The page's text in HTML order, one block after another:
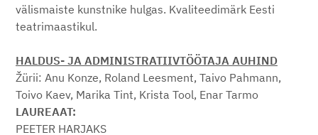
välismaiste kunstnike hulgas. Kvaliteedimärk Eesti
teatrimaastikul.
HALDUS- JA ADMINISTRATIIVTÖÖTAJA AUHIND
Žürii: Anu Konze, Roland Leesment, Taivo Pahmann,
Toivo Kaev, Marika Tint, Krista Tool, Enar Tarmo
LAUREAAT:
PEETER HARJAKS